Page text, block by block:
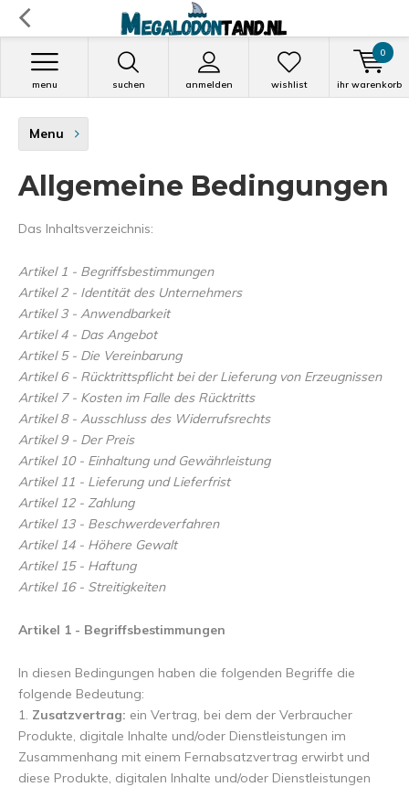
suchen anmelden
menu wishlist ihr warenkorb
0
Menu
Allgemeine Bedingungen
Das Inhaltsverzeichnis:
Artikel 1 - Begriffsbestimmungen
Artikel 2 - Identität des Unternehmers
Artikel 3 - Anwendbarkeit
Artikel 4 - Das Angebot
Artikel 5 - Die Vereinbarung
Artikel 6 - Rücktrittspflicht bei der Lieferung von Erzeugnissen
Artikel 7 - Kosten im Falle des Rücktritts
Artikel 8 - Ausschluss des Widerrufsrechts
Artikel 9 - Der Preis
Artikel 10 - Einhaltung und Gewährleistung
Artikel 11 - Lieferung und Lieferfrist
Artikel 12 - Zahlung
Artikel 13 - Beschwerdeverfahren
Artikel 14 - Höhere Gewalt
Artikel 15 - Haftung
Artikel 16 - Streitigkeiten
Artikel 1 - Begriffsbestimmungen
In diesen Bedingungen haben die folgenden Begriffe die
folgende Bedeutung:
1. Zusatzvertrag: ein Vertrag, bei dem der Verbraucher
Produkte, digitale Inhalte und/oder Dienstleistungen im
Zusammenhang mit einem Fernabsatzvertrag erwirbt und
diese Produkte, digitalen Inhalte und/oder Dienstleistungen